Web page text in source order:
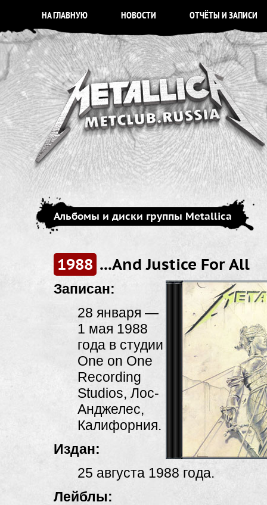
НА ГЛАВНУЮ НОВОСТИ ОТЧЁТЫ И ЗАПИСИ
Альбомы и диски группы Metallica
1988 ...And Justice For All
Записан:
28 января —
1 мая 1988
года в студии
One on One
Recording
Studios, Лос-
Анджелес,
Калифорния.
Издан:
25 августа 1988 года.
Лейблы: